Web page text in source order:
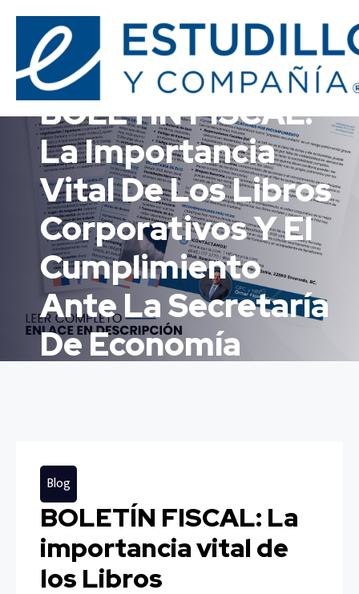
ESTUDILLO Y COMPAÑIA
BOLETÍN FISCAL:
La Importancia
Vital De Los Libros
Corporativos Y El
Cumplimiento
Ante La Secretaría
De Economía
Blog
BOLETÍN FISCAL: La
importancia vital de
los Libros